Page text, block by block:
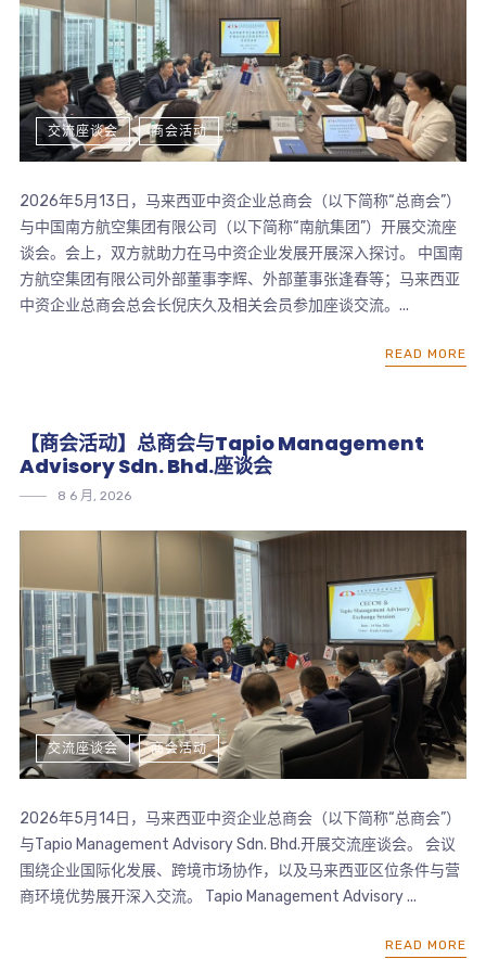
交流座谈会 商会活动
2026年5月13日，马来西亚中资企业总商会（以下简称“总商会”）
与中国南方航空集团有限公司（以下简称“南航集团”）开展交流座
谈会。会上，双方就助力在马中资企业发展开展深入探讨。 中国南
方航空集团有限公司外部董事李辉、外部董事张逢春等；马来西亚
中资企业总商会总会长倪庆久及相关会员参加座谈交流。...
READ MORE
【商会活动】总商会与Tapio Management
Advisory Sdn. Bhd.座谈会
8 6 月, 2026
交流座谈会 商会活动
2026年5月14日，马来西亚中资企业总商会（以下简称“总商会”）
与Tapio Management Advisory Sdn. Bhd.开展交流座谈会。 会议
围绕企业国际化发展、跨境市场协作，以及马来西亚区位条件与营
商环境优势展开深入交流。 Tapio Management Advisory ...
READ MORE